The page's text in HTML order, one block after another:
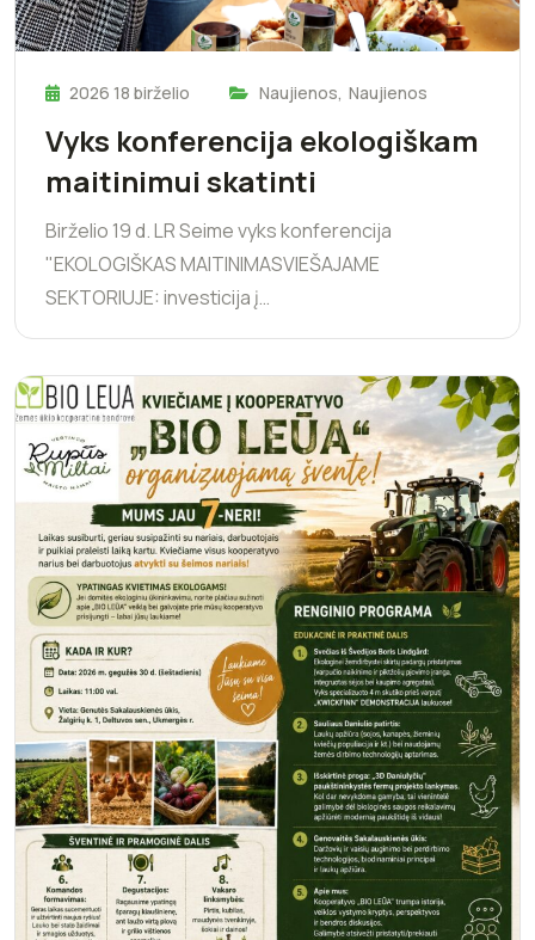
2026 18 birželio Naujienos, Naujienos
Vyks konferencija ekologiškam
maitinimui skatinti
Birželio 19 d. LR Seime vyks konferencija
"EKOLOGIŠKAS MAITINIMASVIEŠAJAME
SEKTORIUJE: investicija į…